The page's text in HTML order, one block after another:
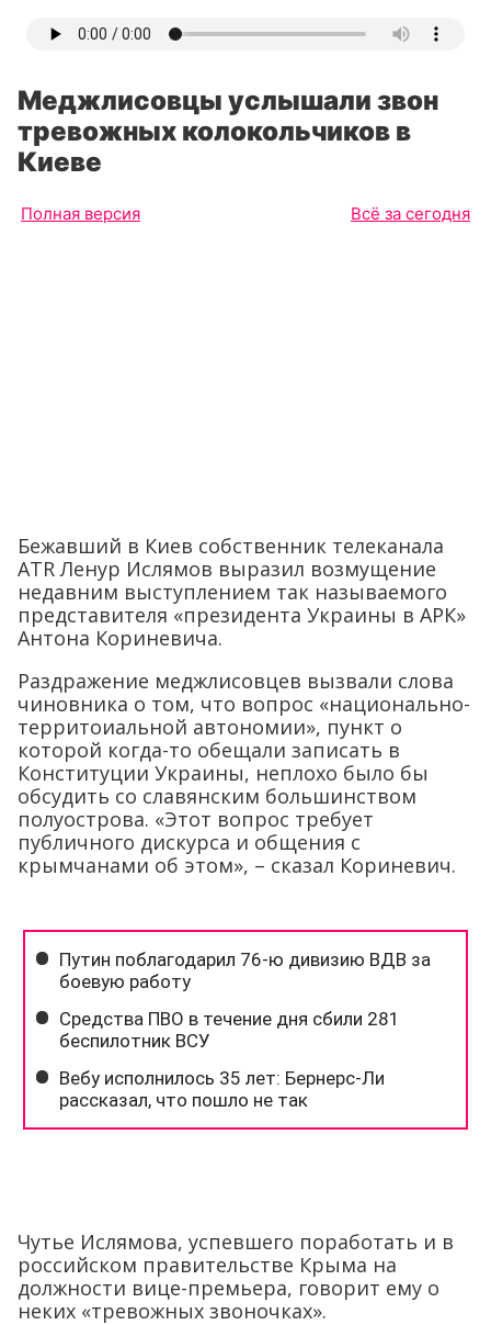
Меджлисовцы услышали звон
тревожных колокольчиков в
Киеве
Полная версия Всё за сегодня
Бежавший в Киев собственник телеканала
ATR Ленур Ислямов выразил возмущение
недавним выступлением так называемого
представителя «президента Украины в АРК»
Антона Кориневича.
Раздражение меджлисовцев вызвали слова
чиновника о том, что вопрос «национально-
территоиальной автономии», пункт о
которой когда-то обещали записать в
Конституции Украины, неплохо было бы
обсудить со славянским большинством
полуострова. «Этот вопрос требует
публичного дискурса и общения с
крымчанами об этом», – сказал Кориневич.
Чутье Ислямова, успевшего поработать и в
российском правительстве Крыма на
должности вице-премьера, говорит ему о
неких «тревожных звоночках».